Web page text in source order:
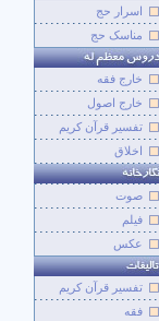
اسرار حج
مناسک حج
خارج فقه
خارج اصول
تفسیر قرآن کریم
اخلاق
صوت
فيلم
عکس
تفسير قرآن کريم
فقه